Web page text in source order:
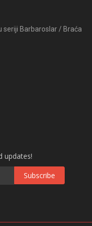
seriji Barbaroslar / Braća
updates!
Subscribe